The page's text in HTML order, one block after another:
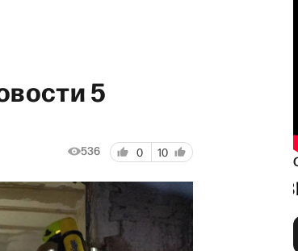
5
536 0 10
и Дашей